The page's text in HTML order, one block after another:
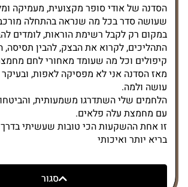
הסדנה של אודי סופר מקצועית, מעמיקה
שעושה סדר בכל מה שנראה בהתחלה
במקום רק לקבל רשימת הוראות, לומדים
התהליכים, לקרוא את הבצק, להבין
קיפולים וכל מה שעומד מאחורי לחם
מאז הסדנה אני לא מפסיקה לאפות, ובעיקר
עושה ולמה.
הלחמים שלי השתדרגו משמעותית,
עם מחמצת עלה פלאים.
זו אחת ההשקעות הכי טובות שעשיתי
בריא יותר ואיכותי
סגור